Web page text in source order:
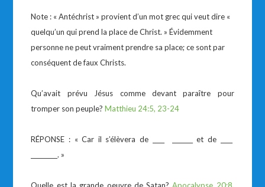
Note : « Antéchrist » provient d’un mot grec qui veut dire «
quelqu’un qui prend la place de Christ. » Évidemment
personne ne peut vraiment prendre sa place; ce sont par
conséquent de faux Christs.
Qu’avait prévu Jésus comme devant paraître pour
tromper son peuple?Matthieu 24:5, 23-24
RÉPONSE : « Car il s’élèvera de ____ _______ et de ____
_________. »